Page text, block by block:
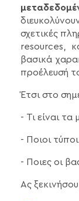
σχετικές
resources,
βασικά
προέλευσή
Έτσι στο
- Τι είναι
- Ποιοι
- Ποιες οι
Ας